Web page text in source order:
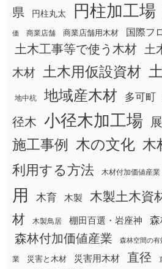
県
円柱丸太 円柱加工場
価 商業店舗 商業店舗用木材 国際フ
土木工事等で使う木材
土
木材
土木用仮設資材
地中杭 地域産木材 多可町
径木 小径木加工場
施工事例
木の文化 木
利用する方法
木材付加価値産業
用
木育 木製 木製土木資
材
木製鳥居 棚田百選・岩座神
森林付加価値産業 森林空間の有
業 災害と木材 災害用木材 直径